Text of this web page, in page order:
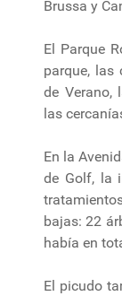
Brussa y
El Parque
parque, las
de Verano,
las
En la
de Golf, la
bajas: 22
había en
El picudo